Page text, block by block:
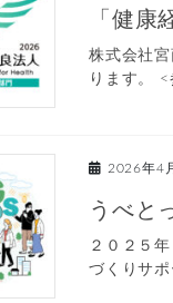
「健康
株式会社
ります。
2026年4
うべと
２０２５
づくりサ